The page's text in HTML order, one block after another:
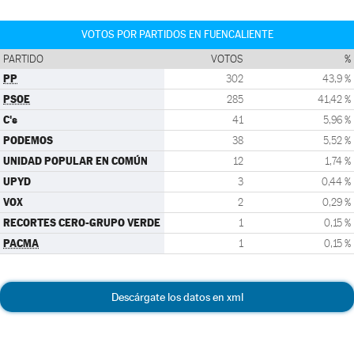
VOTOS POR PARTIDOS EN FUENCALIENTE
PARTIDO VOTOS %
PP 302 43,9 %
PSOE 285 41,42 %
C's 41 5,96 %
PODEMOS 38 5,52 %
UNIDAD POPULAR EN COMÚN 12 1,74 %
UPYD 3 0,44 %
VOX 2 0,29 %
RECORTES CERO-GRUPO VERDE 1 0,15 %
PACMA 1 0,15 %
Descárgate los datos en xml